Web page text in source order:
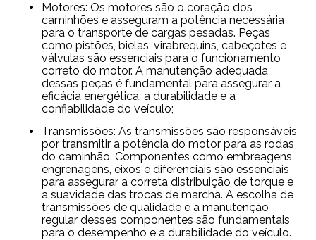
Motores: Os motores são o coração dos
caminhões e asseguram a potência necessária
para o transporte de cargas pesadas. Peças
como pistões, bielas, virabrequins, cabeçotes e
válvulas são essenciais para o funcionamento
correto do motor. A manutenção adequada
dessas peças é fundamental para assegurar a
eficácia energética, a durabilidade e a
confiabilidade do veículo;
Transmissões: As transmissões são responsáveis
por transmitir a potência do motor para as rodas
do caminhão. Componentes como embreagens,
engrenagens, eixos e diferenciais são essenciais
para assegurar a correta distribuição de torque e
a suavidade das trocas de marcha. A escolha de
transmissões de qualidade e a manutenção
regular desses componentes são fundamentais
para o desempenho e a durabilidade do veículo.